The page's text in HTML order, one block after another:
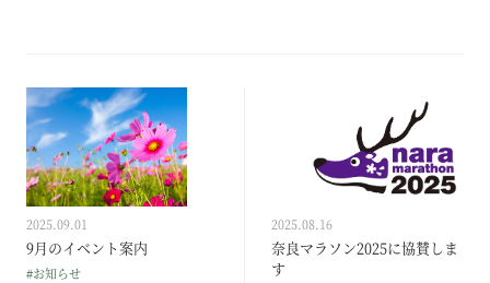
2025.09.01
9月のイベント案内
#お知らせ
2025.08.16
奈良マラソン2025に協賛しま
す